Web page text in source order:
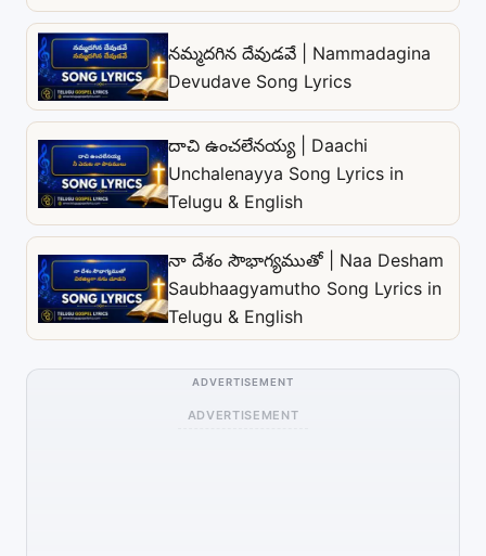
నమ్మదగిన దేవుడవే | Nammadagina
Devudave Song Lyrics
దాచి ఉంచలేనయ్య | Daachi
Unchalenayya Song Lyrics in
Telugu & English
నా దేశం సౌభాగ్యముతో | Naa Desham
Saubhaagyamutho Song Lyrics in
Telugu & English
ADVERTISEMENT
ADVERTISEMENT